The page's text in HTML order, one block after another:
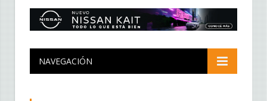
NAVEGACIÓN